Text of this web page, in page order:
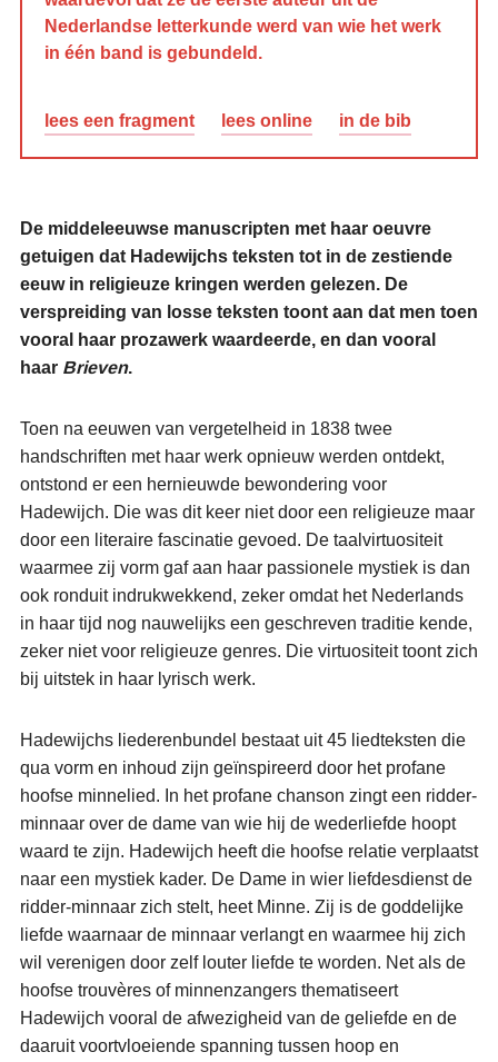
Nederlandse letterkunde werd van wie het werk
in één band is gebundeld.
lees een fragment lees online in de bib
De middeleeuwse manuscripten met haar oeuvre
getuigen dat Hadewijchs teksten tot in de zestiende
eeuw in religieuze kringen werden gelezen. De
verspreiding van losse teksten toont aan dat men toen
vooral haar prozawerk waardeerde, en dan vooral
haar Brieven.
Toen na eeuwen van vergetelheid in 1838 twee
handschriften met haar werk opnieuw werden ontdekt,
ontstond er een hernieuwde bewondering voor
Hadewijch. Die was dit keer niet door een religieuze maar
door een literaire fascinatie gevoed. De taalvirtuositeit
waarmee zij vorm gaf aan haar passionele mystiek is dan
ook ronduit indrukwekkend, zeker omdat het Nederlands
in haar tijd nog nauwelijks een geschreven traditie kende,
zeker niet voor religieuze genres. Die virtuositeit toont zich
bij uitstek in haar lyrisch werk.
Hadewijchs liederenbundel bestaat uit 45 liedteksten die
qua vorm en inhoud zijn geïnspireerd door het profane
hoofse minnelied. In het profane chanson zingt een ridder-
minnaar over de dame van wie hij de wederliefde hoopt
waard te zijn. Hadewijch heeft die hoofse relatie verplaatst
naar een mystiek kader. De Dame in wier liefdesdienst de
ridder-minnaar zich stelt, heet Minne. Zij is de goddelijke
liefde waarnaar de minnaar verlangt en waarmee hij zich
wil verenigen door zelf louter liefde te worden. Net als de
hoofse trouvères of minnenzangers thematiseert
Hadewijch vooral de afwezigheid van de geliefde en de
daaruit voortvloeiende spanning tussen hoop en